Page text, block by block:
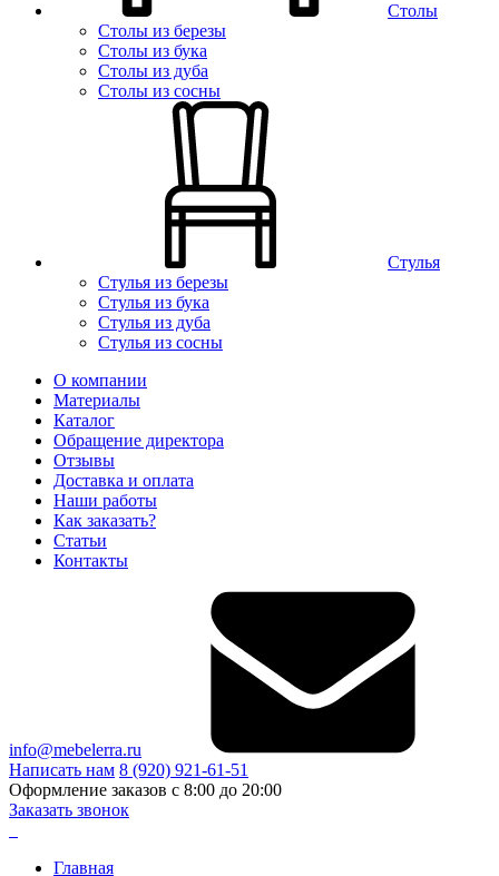
Столы
Столы из березы
Столы из бука
Столы из дуба
Столы из сосны
Стулья
Стулья из березы
Стулья из бука
Стулья из дуба
Стулья из сосны
О компании
Материалы
Каталог
Обращение директора
Отзывы
Доставка и оплата
Наши работы
Как заказать?
Статьи
Контакты
info@mebelerra.ru
Написать нам 8 (920) 921-61-51
Оформление заказов с 8:00 до 20:00
Заказать звонок
Главная